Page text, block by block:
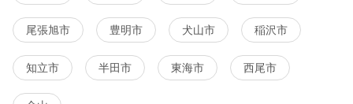
尾張旭市 豊明市 犬山市 稲沢市
知立市 半田市 東海市 西尾市